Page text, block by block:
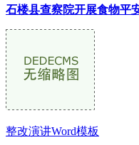
石楼县查察院开展食物平
整改演讲Word模板